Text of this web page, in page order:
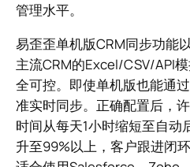
管理水平。
易歪歪单机版CRM同步功能
主流CRM的Excel/CSV/API
全可控。即使单机版也能通
准实时同步。正确配置后，
时间从每天1小时缩短至自动
升至99%以上，客户跟进闭